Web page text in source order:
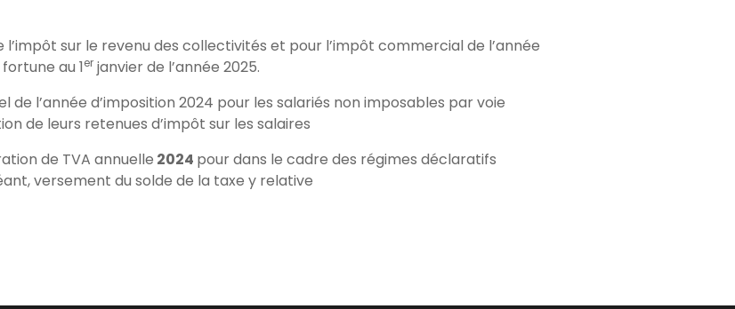
sur le revenu des collectivités et pour l’impôt commercial de l’année
au 1er janvier de l’année 2025.
l’année d’imposition 2024 pour les salariés non imposables par voie
de leurs retenues d’impôt sur les salaires
de TVA annuelle 2024 pour dans le cadre des régimes déclaratifs
versement du solde de la taxe y relative